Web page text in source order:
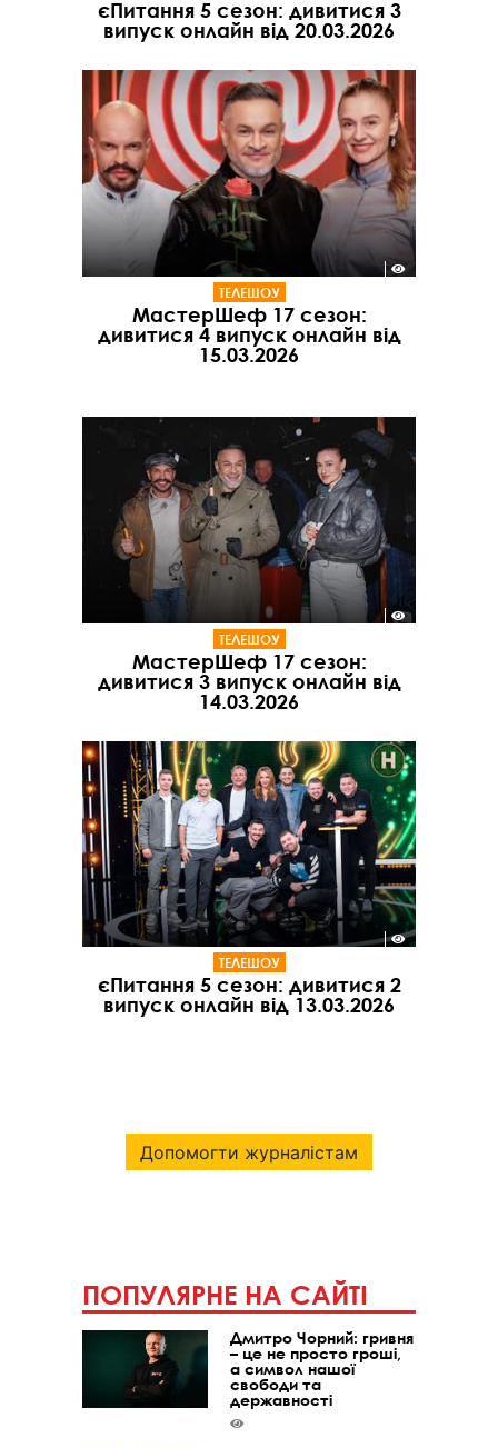
єПитання 5 сезон: дивитися 3
випуск онлайн від 20.03.2026
ТЕЛЕШОУ
МастерШеф 17 сезон:
дивитися 4 випуск онлайн від
15.03.2026
ТЕЛЕШОУ
МастерШеф 17 сезон:
дивитися 3 випуск онлайн від
14.03.2026
ТЕЛЕШОУ
єПитання 5 сезон: дивитися 2
випуск онлайн від 13.03.2026
Допомогти журналістам
ПОПУЛЯРНЕ НА САЙТІ
Дмитро Чорний: гривня
– це не просто гроші,
а символ нашої
свободи та
державності